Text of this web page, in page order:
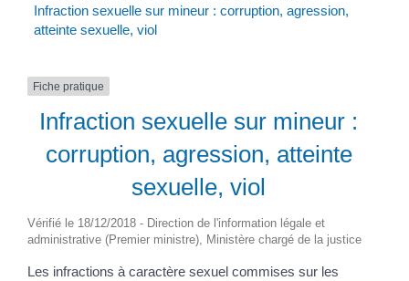
Infraction sexuelle sur mineur : corruption, agression,
atteinte sexuelle, viol
Fiche pratique
Infraction sexuelle sur mineur :
corruption, agression, atteinte
sexuelle, viol
Vérifié le 18/12/2018 - Direction de l'information légale et
administrative (Premier ministre), Ministère chargé de la justice
Les infractions à caractère sexuel commises sur les